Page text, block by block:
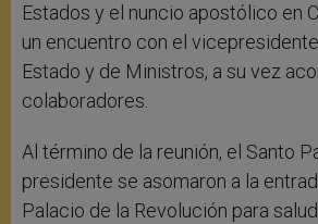
Estados y el nuncio apostólico en
un encuentro con el
Estado y de Ministros, a su vez
colaboradores.
Al término de la reunión, el Santo
presidente se asomaron a la
Palacio de la Revolución para